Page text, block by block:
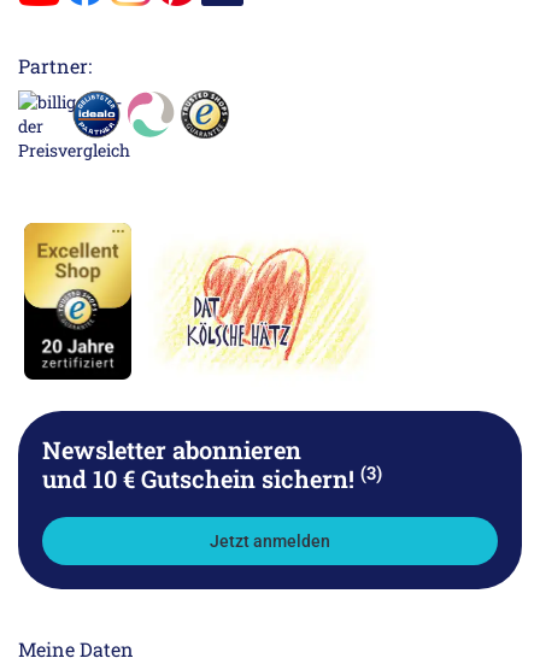
Partner:
Newsletter abonnieren
und 10 € Gutschein sichern! (3)
Jetzt anmelden
Meine Daten